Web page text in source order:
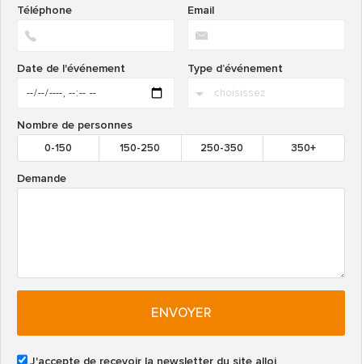
Email
Téléphone
Type d’événement
Date de l'événement
Nombre de personnes
0-150 150-250 250-350 350+
Demande
ENVOYER
J'accepte de recevoir la newsletter du site alloj